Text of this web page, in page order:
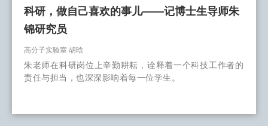
科研，做自己喜欢的事儿——记博士生导师朱
锦研究员
高分子实验室 胡晗
朱老师在科研岗位上辛勤耕耘，诠释着一个科技工作者的
责任与担当，也深深影响着每一位学生。